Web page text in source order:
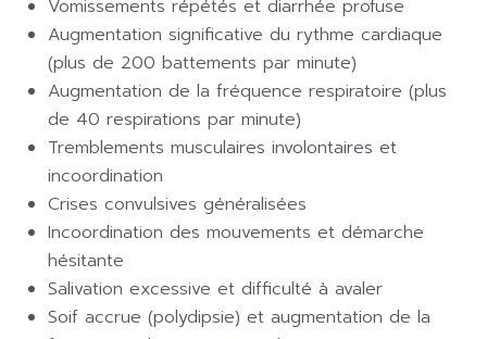
Vomissements répétés et diarrhée profuse
Augmentation significative du rythme cardiaque
(plus de 200 battements par minute)
Augmentation de la fréquence respiratoire (plus
de 40 respirations par minute)
Tremblements musculaires involontaires et
incoordination
Crises convulsives généralisées
Incoordination des mouvements et démarche
hésitante
Salivation excessive et difficulté à avaler
Soif accrue (polydipsie) et augmentation de la